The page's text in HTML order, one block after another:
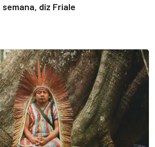
diz Friale